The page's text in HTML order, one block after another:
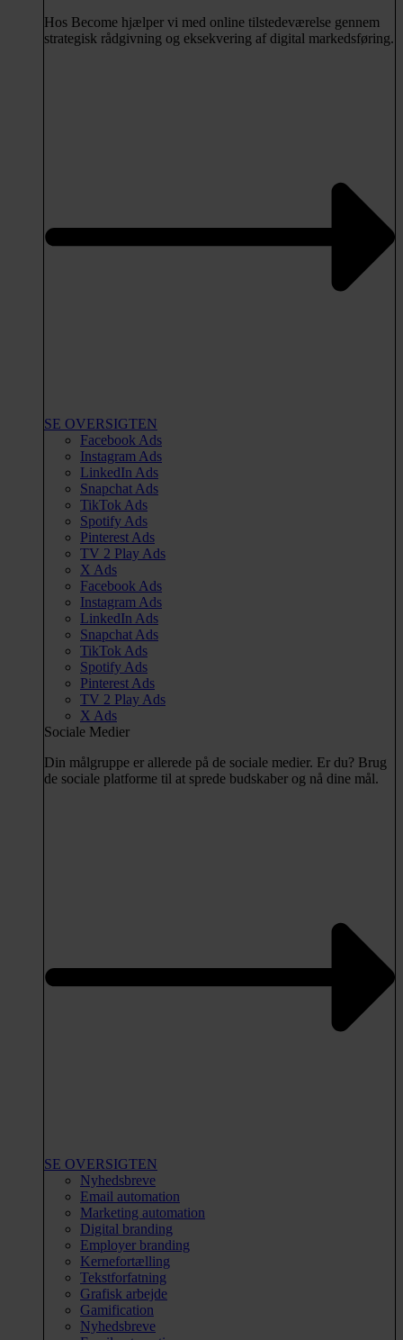
Hos Become hjælper vi med online tilstedeværelse gennem
strategisk rådgivning og eksekvering af digital markedsføring.
SE OVERSIGTEN
Facebook Ads
Instagram Ads
LinkedIn Ads
Snapchat Ads
TikTok Ads
Spotify Ads
Pinterest Ads
TV 2 Play Ads
X Ads
Facebook Ads
Instagram Ads
LinkedIn Ads
Snapchat Ads
TikTok Ads
Spotify Ads
Pinterest Ads
TV 2 Play Ads
X Ads
Sociale Medier
Din målgruppe er allerede på de sociale medier. Er du? Brug
de sociale platforme til at sprede budskaber og nå dine mål.
SE OVERSIGTEN
Nyhedsbreve
Email automation
Marketing automation
Digital branding
Employer branding
Kernefortælling
Tekstforfatning
Grafisk arbejde
Gamification
Nyhedsbreve